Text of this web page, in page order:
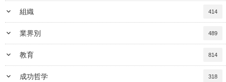
keyboard_arrow_down 組織 414
keyboard_arrow_down 業界別 489
keyboard_arrow_down 教育 814
keyboard_arrow_down 成功哲学 318